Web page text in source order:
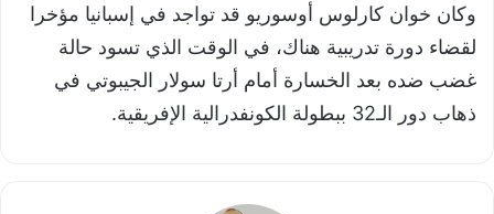
وكان خوان كارلوس أوسوريو قد تواجد في إسبانيا مؤخرا
لقضاء دورة تدريبية هناك، في الوقت الذي تسود حالة
غضب ضده بعد الخسارة أمام أرتا سولار الجيبوتي في
ذهاب دور الـ32 ببطولة الكونفدرالية الإفريقية.